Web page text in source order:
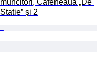
muncitori, Cafeneaua „De
Statie” și 2